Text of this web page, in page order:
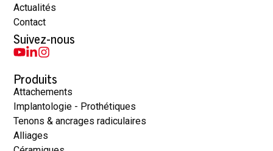
Actualités
Contact
Suivez-nous
Produits
Attachements
Implantologie - Prothétiques
Tenons & ancrages radiculaires
Alliages